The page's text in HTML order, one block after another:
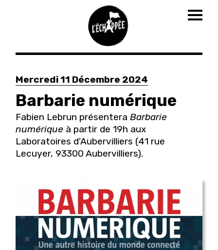
Aller
contenu
principal
Mercredi 11 Décembre 2024
Barbarie numérique
Fabien Lebrun présentera Barbarie
numérique à partir de 19h aux
Laboratoires d'Aubervilliers (41 rue
Lecuyer, 93300 Aubervilliers).